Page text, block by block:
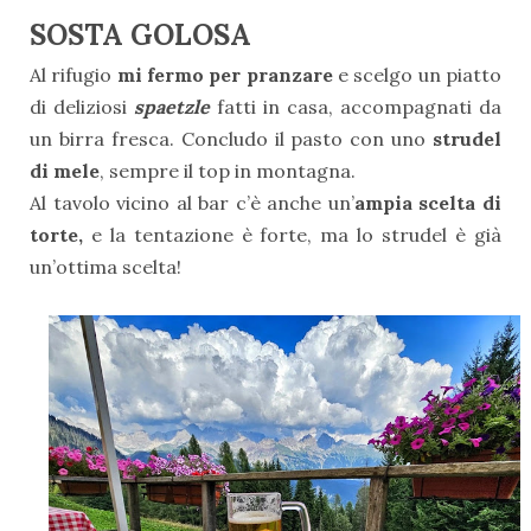
SOSTA GOLOSA
Al rifugio mi fermo per pranzare e scelgo un piatto
di deliziosi spaetzle fatti in casa, accompagnati da
un birra fresca. Concludo il pasto con uno strudel
di mele, sempre il top in montagna.
Al tavolo vicino al bar c’è anche un’ampia scelta di
torte, e la tentazione è forte, ma lo strudel è già
un’ottima scelta!